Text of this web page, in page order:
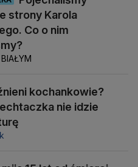
strony Karola
Co o nim
kochankowie?
nie idzie